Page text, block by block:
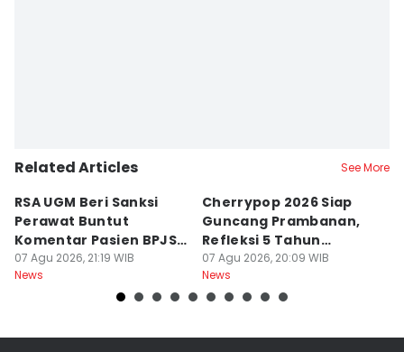
Related Articles See More
RSA UGM Beri Sanksi
Perawat Buntut
Komentar Pasien BPJS
di Medsos
07 Agu 2026, 21:19 WIB
News
Cherrypop 2026 Siap
Guncang Prambanan,
Refleksi 5 Tahun
Perjalanan
07 Agu 2026, 20:09 WIB
News